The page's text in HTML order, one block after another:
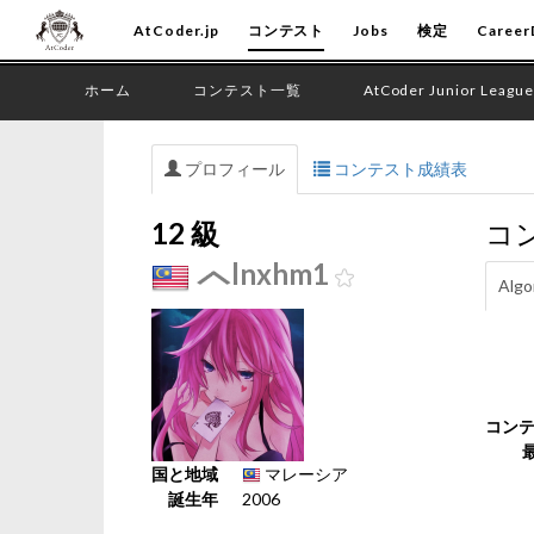
AtCoder.jp コンテスト Jobs 検定
ホーム コンテスト一覧 AtCoder Junior League
プロフィール コンテスト成績表
12 級
lnxhm1
国と地域
マレーシア
誕生年
2006
コ
コン